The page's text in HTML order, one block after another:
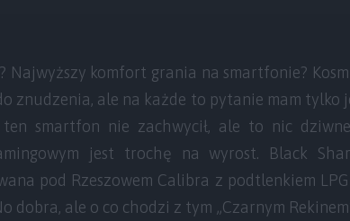
Najwyższy komfort grania na smartfonie?
znudzenia, ale na każde to pytanie mam tylko
smartfon nie zachwycił, ale to nic
jest trochę na wyrost. Black
pod Rzeszowem Calibra z podtlenkiem
dobra, ale o co chodzi z tym „Czarnym